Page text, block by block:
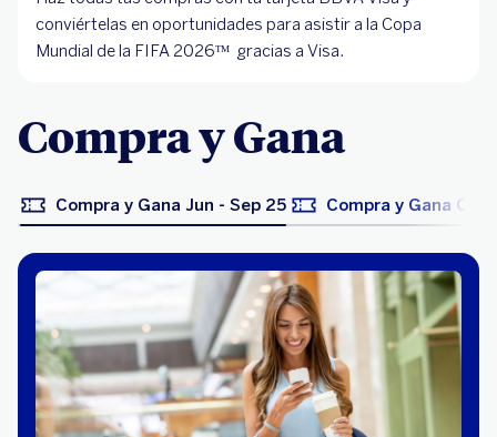
conviértelas en oportunidades para asistir a la Copa
Mundial de la FIFA 2026ᵀᴹ gracias a Visa.
Compra y Gana
Compra y Gana Jun - Sep 25 Compra y Gana Oct